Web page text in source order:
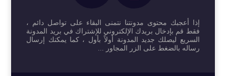
إذا أعجبك محتوى مدونتنا نتمنى البقاء على تواصل دائم ،
فقط قم بإدخال بريدك الإلكتروني للإشتراك في بريد المدونة
السريع ليصلك جديد المدونة أولاً بأول ، كما يمكنك إرسال
رساله بالضغط على الزر المجاور ...